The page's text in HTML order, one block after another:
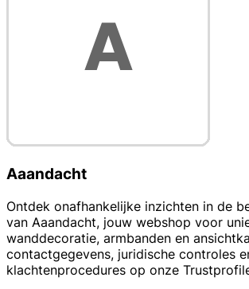
Aaandacht
Ontdek onafhankelijke inzichten in de
van Aaandacht, jouw webshop voor
wanddecoratie, armbanden en
contactgegevens, juridische controles
klachtenprocedures op onze